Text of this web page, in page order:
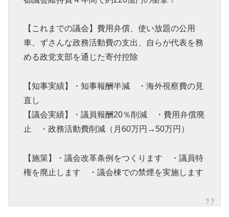
【これまでの議会】費用弁償、使い放題の公用
車、ずさんな政務活動費の支出、自らが代表を務
める政党支部を通じた寄付控除
【知事実績】・知事報酬半減 ・海外視察費の見
直し
【議会実績】・議員報酬20％削減 ・費用弁償廃
止 ・政務活動費削減（月60万円→50万円）
【施策】・議会改革条例をつくります ・議員特
権を廃止します ・議会棟での禁煙を実施します